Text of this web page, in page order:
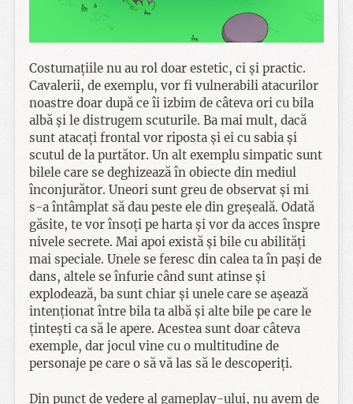
Costumațiile nu au rol doar estetic, ci și practic.
Cavalerii, de exemplu, vor fi vulnerabili atacurilor
noastre doar după ce îi izbim de câteva ori cu bila
albă și le distrugem scuturile. Ba mai mult, dacă
sunt atacați frontal vor riposta și ei cu sabia și
scutul de la purtător. Un alt exemplu simpatic sunt
bilele care se deghizează în obiecte din mediul
înconjurător. Uneori sunt greu de observat și mi
s-a întâmplat să dau peste ele din greșeală. Odată
găsite, te vor însoți pe harta și vor da acces înspre
nivele secrete. Mai apoi există și bile cu abilități
mai speciale. Unele se feresc din calea ta în pași de
dans, altele se înfurie când sunt atinse și
explodează, ba sunt chiar și unele care se așează
intenționat între bila ta albă și alte bile pe care le
țintești ca să le apere. Acestea sunt doar câteva
exemple, dar jocul vine cu o multitudine de
personaje pe care o să vă las să le descoperiți.
Din punct de vedere al gameplay-ului, nu avem de